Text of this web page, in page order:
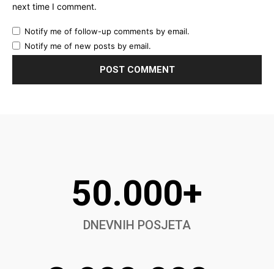
next time I comment.
Notify me of follow-up comments by email.
Notify me of new posts by email.
50.000+
DNEVNIH POSJETA